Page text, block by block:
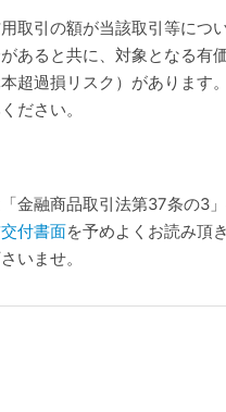
取引の額が当該取引等につ
あると共に、対象となる
超過損リスク）があります
ださい。
金融商品取引法第37条の3
付書面を予めよくお読み頂
いませ。